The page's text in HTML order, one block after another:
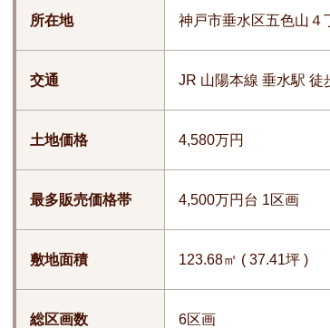
所在地 神戸市垂水区五色山４
交通 JR 山陽本線 垂水駅 徒
土地価格 4,580万円
最多販売価格帯 4,500万円台 1区画
敷地面積 123.68㎡ ( 37.41坪 )
総区画数 6区画